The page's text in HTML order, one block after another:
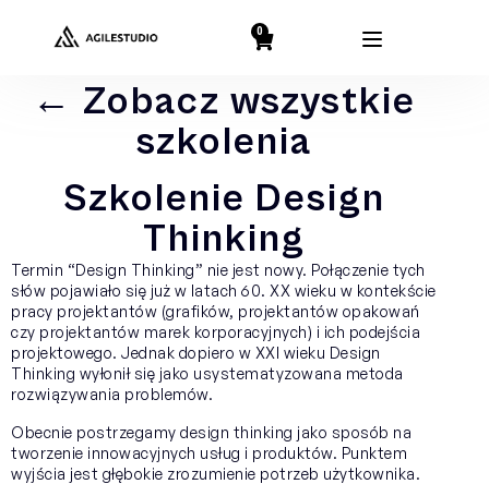
0
← Zobacz wszystkie
szkolenia
Szkolenie Design
Thinking
Termin “Design Thinking” nie jest nowy. Połączenie tych
słów pojawiało się już w latach 60. XX wieku w kontekście
pracy projektantów (grafików, projektantów opakowań
czy projektantów marek korporacyjnych) i ich podejścia
projektowego. Jednak dopiero w XXI wieku Design
Thinking wyłonił się jako usystematyzowana metoda
rozwiązywania problemów.
Obecnie postrzegamy design thinking jako sposób na
tworzenie innowacyjnych usług i produktów. Punktem
wyjścia jest głębokie zrozumienie potrzeb użytkownika.